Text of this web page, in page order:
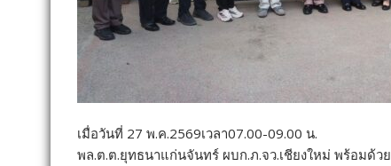
เมื่อวันที่ 27 พ.ค.2569เวลา07.00-09.00 น.
พล.ต.ต.ยุทธนาแก่นจันทร์ ผบก.ภ.จว.เชียงใหม่ พร้อมด้วย